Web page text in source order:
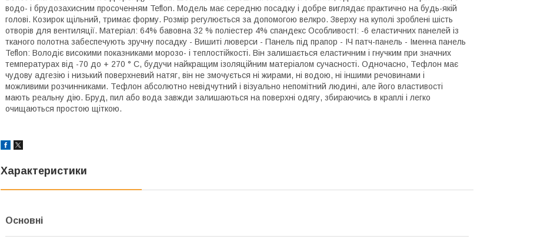
водо- і брудозахисним просоченням Teflon. Модель має середню посадку і добре виглядає практично на будь-якій
голові. Козирок щільний, тримає форму. Розмір регулюється за допомогою велкро. Зверху на куполі зроблені шість
отворів для вентиляції. Матеріал: 64% бавовна 32 % поліестер 4% спандекс ОсобливостІ: -6 еластичних панелей із
тканого полотна забеспечують зручну посадку - Вишиті люверси - Панель під прапор - ІЧ патч-панель - Іменна панель
Teflon: Володіє високими показниками морозо- і теплостійкості. Він залишається еластичним і гнучким при значних
температурах від -70 до + 270 ° C, будучи найкращим ізоляційним матеріалом сучасності. Одночасно, Тефлон має
чудову адгезію і низький поверхневий натяг, він не змочується ні жирами, ні водою, ні іншими речовинами і
можливими розчинниками. Тефлон абсолютно невідчутний і візуально непомітний людині, але його властивості
мають реальну дію. Бруд, пил або вода завжди залишаються на поверхні одягу, збираючись в краплі і легко
очищаються простою щіткою.
Характеристики
Основні